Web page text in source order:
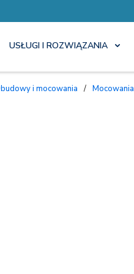
USŁUGI I ROZWIĄZANIA
Obudowy i mocowania / Mocowania